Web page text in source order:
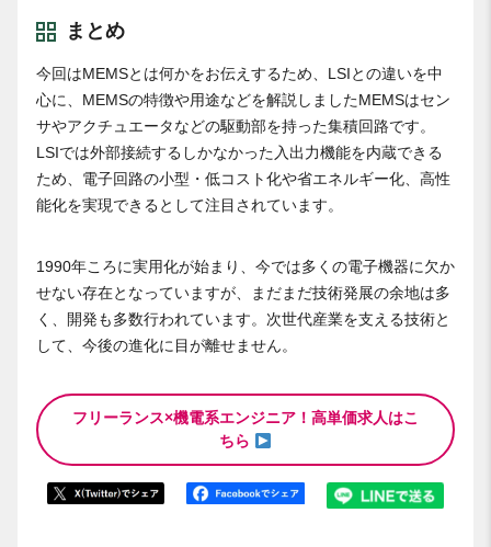
まとめ
今回はMEMSとは何かをお伝えするため、LSIとの違いを中
心に、MEMSの特徴や用途などを解説しましたMEMSはセン
サやアクチュエータなどの駆動部を持った集積回路です。
LSIでは外部接続するしかなかった入出力機能を内蔵できる
ため、電子回路の小型・低コスト化や省エネルギー化、高性
能化を実現できるとして注目されています。
1990年ころに実用化が始まり、今では多くの電子機器に欠か
せない存在となっていますが、まだまだ技術発展の余地は多
く、開発も多数行われています。次世代産業を支える技術と
して、今後の進化に目が離せません。
フリーランス×機電系エンジニア！高単価求人はこ
ちら